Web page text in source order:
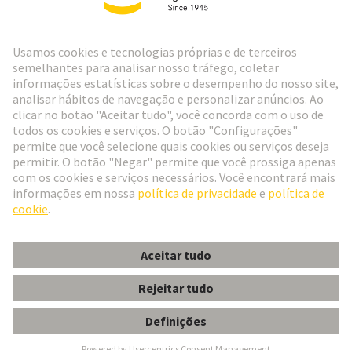
CONECTOR GDS A-E 48/48 FE-CRIM
Social Media
Portugal Português
© Grupo de Tecnologia HARTING
ImprimirPolítica de Privacidade
Termos de Utilização